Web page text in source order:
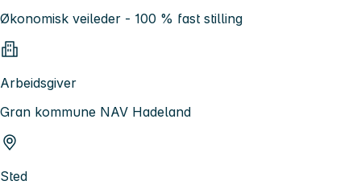
Økonomisk veileder - 100 % fast stilling
Arbeidsgiver
Gran kommune NAV Hadeland
Sted